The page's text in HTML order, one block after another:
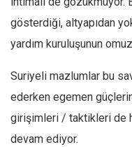
gösterdiği, altyapıdan
yardım kuruluşunun
Suriyeli mazlumlar bu
ederken egemen
girişimleri / taktikleri de
devam ediyor.